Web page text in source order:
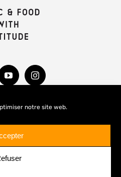
notre site web.
LÉGALES